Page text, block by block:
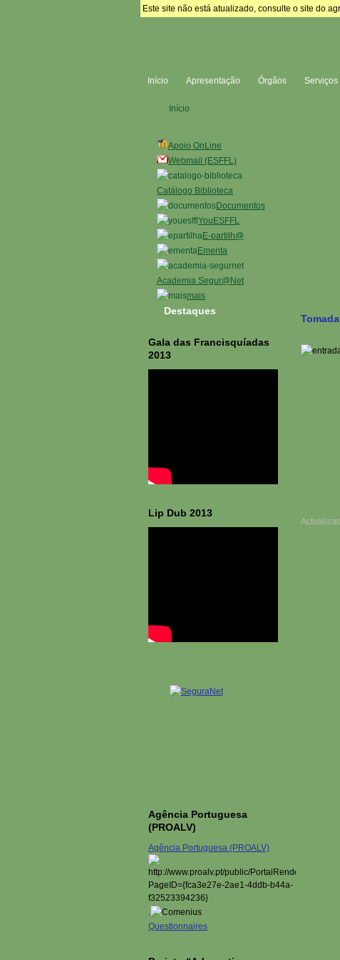
Este site não está atualizado, consulte o site do
Início Apresentação Órgãos Serviços
Apoio OnLine
Webmail (ESFFL)
Catálogo Biblioteca
Documentos
YouESFFL
E-partilh@
Ementa
Academia Segur@Net
mais
Início
Destaques
Gala das Francisquíadas
2013
Lip Dub 2013
Agência Portuguesa
(PROALV)
Agência Portuguesa (PROALV)
.
Questionnaires